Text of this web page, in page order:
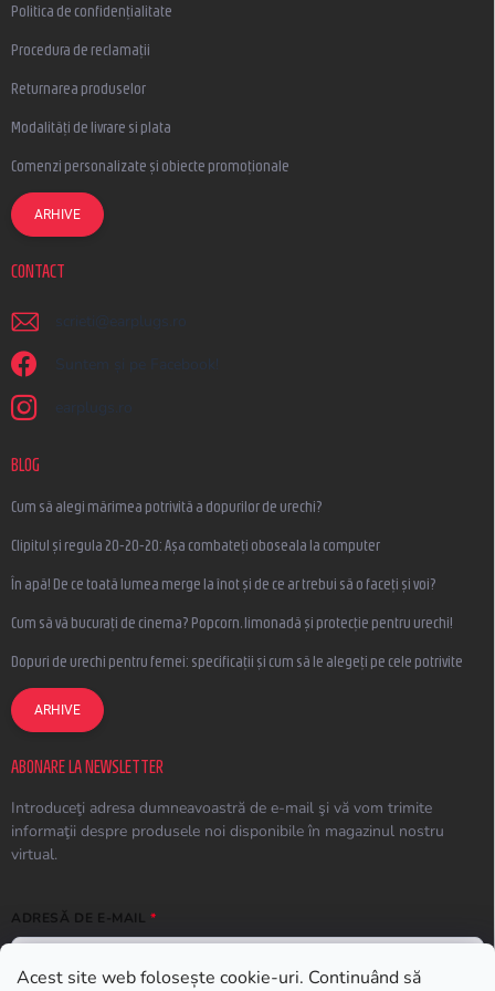
Acest site web folosește cookie-uri. Continuând să
Politica de confidențialitate
Procedura de reclamații
Returnarea produselor
Modalități de livrare si plata
Comenzi personalizate și obiecte promoționale
ARHIVE
CONTACT
scrieti @ earplugs.ro
Suntem și pe Facebook!
earplugs.ro
BLOG
Cum să alegi mărimea potrivită a dopurilor de urechi?
Clipitul și regula 20-20-20: Așa combateți oboseala la computer
În apă! De ce toată lumea merge la înot și de ce ar trebui să o faceți și voi?
Cum să vă bucurați de cinema? Popcorn, limonadă și protecție pentru urechi!
Dopuri de urechi pentru femei: specificații și cum să le alegeți pe cele potrivite
ARHIVE
ABONARE LA NEWSLETTER
Introduceţi adresa dumneavoastră de e-mail şi vă vom trimite
informaţii despre produsele noi disponibile în magazinul nostru
virtual.
ADRESĂ DE E-MAIL